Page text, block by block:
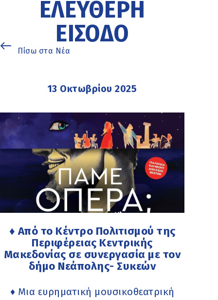
ΕΛΕΎΘΕΡΗ
ΕΊΣΟΔΟ
Πίσω στα Νέα
13 Οκτωβρίου 2025
♦ Από το Κέντρο Πολιτισμού της
Περιφέρειας Κεντρικής
Μακεδονίας σε συνεργασία με τον
δήμο Νεάπολης- Συκεών
♦ Μια ευρηματική μουσικοθεατρική